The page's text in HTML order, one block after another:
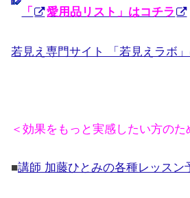
「 愛用品リスト」はコチラ
若見え専門サイト 「若見えラボ
＜効果をもっと実感したい方のた
■講師 加藤ひとみの各種レッスン